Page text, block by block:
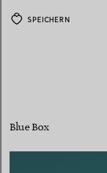
SPEICHERN
Blue Box